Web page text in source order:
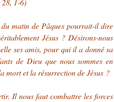
1-6)
du matin de Pâques pourrait-il dire
Jésus ? Désirons-nous
ses amis, pour qui il a donné sa
de Dieu que nous sommes en
mort et la résurrection de Jésus ?
Il nous faut combattre les forces